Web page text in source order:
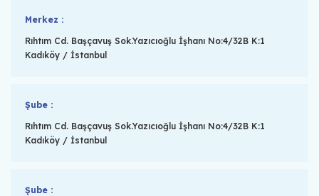
Merkez :
Rıhtım Cd. Başçavuş Sok.Yazıcıoğlu İşhanı No:4/32B K:1
Kadıköy / İstanbul
Şube :
Rıhtım Cd. Başçavuş Sok.Yazıcıoğlu İşhanı No:4/32B K:1
Kadıköy / İstanbul
Şube :